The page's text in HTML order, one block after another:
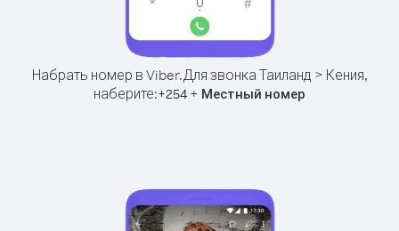
Набрать номер в Viber.Для звонка Таиланд > Кения,
наберите:+254 + Местный номер